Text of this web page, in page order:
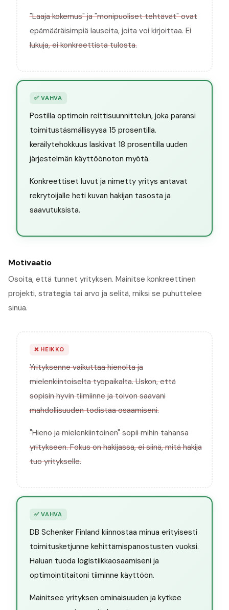
"Laaja kokemus" ja "monipuoliset tehtävät" ovat
epämääräisimpiä lauseita, joita voi kirjoittaa. Ei
lukuja, ei konkreettista tulosta.
✅VAHVA
Postilla optimoin reittisuunnittelun, joka paransi
toimitustäsmällisyysa 15 prosentilla.
keräilytehokkuus laskivat 18 prosentilla uuden
järjestelmän käyttöönoton myötä.
Konkreettiset luvut ja nimetty yritys antavat
rekrytoijalle heti kuvan hakijan tasosta ja
saavutuksista.
Motivaatio
Osoita, että tunnet yrityksen. Mainitse konkreettinen
projekti, strategia tai arvo ja selitä, miksi se puhuttelee
sinua.
❌HEIKKO
Yrityksenne vaikuttaa hienolta ja
mielenkiintoiselta työpaikalta. Uskon, että
sopisin hyvin tiimiinne ja toivon saavani
mahdollisuuden todistaa osaamiseni.
"Hieno ja mielenkiintoinen" sopii mihin tahansa
yritykseen. Fokus on hakijassa, ei siinä, mitä hakija
tuo yritykselle.
✅VAHVA
DB Schenker Finland kiinnostaa minua erityisesti
toimitusketjunne kehittämispanostusten vuoksi.
Haluan tuoda logistiikkaosaamiseni ja
optimointitaitoni tiiminne käyttöön.
Mainitsee yrityksen ominaisuuden ja kytkee